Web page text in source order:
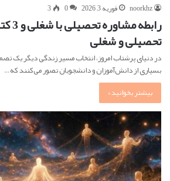
noorkhz فوریه 3, 2026 0
3
تحصیلی و شغلی
در دنیای پرشتاب امروز، انتخاب مسیر زندگی دیگر یک
بسیاری از دانش‌آموزان و دانشجویان تصور می‌کنند که…
بیشتر بخوانید »